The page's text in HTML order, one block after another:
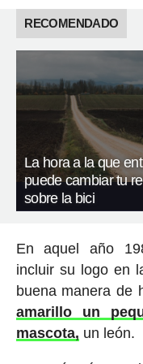
RECOMENDADO
La hora a la que
puede cambiar tu
sobre la bici
En aquel año
incluir su logo en
buena manera de
amarillo un
mascota, un león.